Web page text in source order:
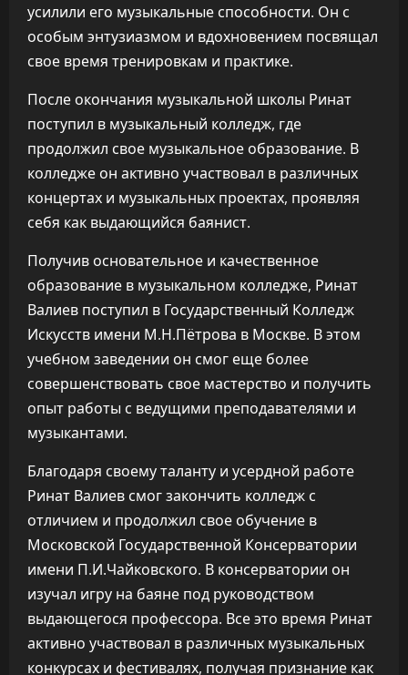
усилили его музыкальные способности. Он с
особым энтузиазмом и вдохновением посвящал
свое время тренировкам и практике.
После окончания музыкальной школы Ринат
поступил в музыкальный колледж, где
продолжил свое музыкальное образование. В
колледже он активно участвовал в различных
концертах и музыкальных проектах, проявляя
себя как выдающийся баянист.
Получив основательное и качественное
образование в музыкальном колледже, Ринат
Валиев поступил в Государственный Колледж
Искусств имени М.Н.Пётрова в Москве. В этом
учебном заведении он смог еще более
совершенствовать свое мастерство и получить
опыт работы с ведущими преподавателями и
музыкантами.
Благодаря своему таланту и усердной работе
Ринат Валиев смог закончить колледж с
отличием и продолжил свое обучение в
Московской Государственной Консерватории
имени П.И.Чайковского. В консерватории он
изучал игру на баяне под руководством
выдающегося профессора. Все это время Ринат
активно участвовал в различных музыкальных
конкурсах и фестивалях, получая признание как